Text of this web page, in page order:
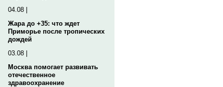
04.08 |
Жара до +35: что ждет
Приморье после тропических
дождей
03.08 |
Москва помогает развивать
отечественное
здравоохранение